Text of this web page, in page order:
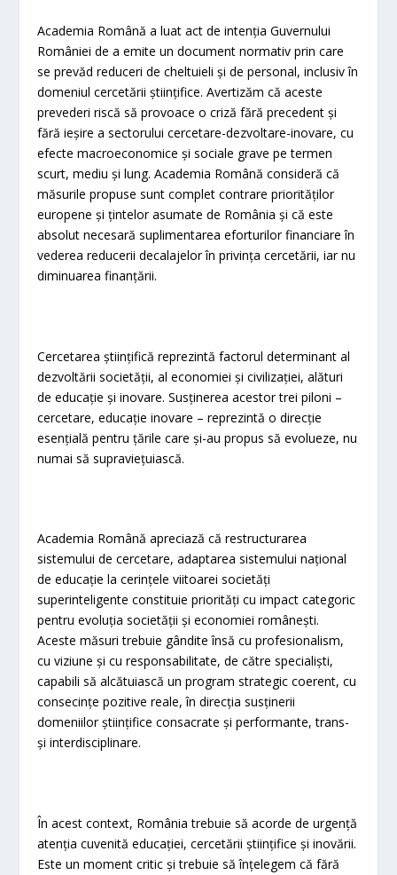
Academia Română a luat act de intenția Guvernului
României de a emite un document normativ prin care
se prevăd reduceri de cheltuieli și de personal, inclusiv în
domeniul cercetării științifice. Avertizăm că aceste
prevederi riscă să provoace o criză fără precedent și
fără ieșire a sectorului cercetare-dezvoltare-inovare, cu
efecte macroeconomice și sociale grave pe termen
scurt, mediu și lung. Academia Română consideră că
măsurile propuse sunt complet contrare priorităților
europene și țintelor asumate de România și că este
absolut necesară suplimentarea eforturilor financiare în
vederea reducerii decalajelor în privința cercetării, iar nu
diminuarea finanțării.
Cercetarea științifică reprezintă factorul determinant al
dezvoltării societății, al economiei și civilizației, alături
de educație și inovare. Susținerea acestor trei piloni –
cercetare, educație inovare – reprezintă o direcție
esențială pentru țările care și-au propus să evolueze, nu
numai să supraviețuiască.
Academia Română apreciază că restructurarea
sistemului de cercetare, adaptarea sistemului național
de educație la cerințele viitoarei societăți
superinteligente constituie priorități cu impact categoric
pentru evoluția societății și economiei românești.
Aceste măsuri trebuie gândite însă cu profesionalism,
cu viziune și cu responsabilitate, de către specialiști,
capabili să alcătuiască un program strategic coerent, cu
consecințe pozitive reale, în direcția susținerii
domeniilor științifice consacrate și performante, trans-
și interdisciplinare.
În acest context, România trebuie să acorde de urgență
atenția cuvenită educației, cercetării științifice și inovării.
Este un moment critic și trebuie să înțelegem că fără